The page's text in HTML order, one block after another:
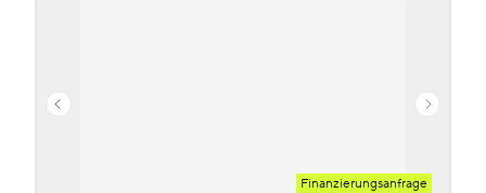
Finanzierungsanfrage